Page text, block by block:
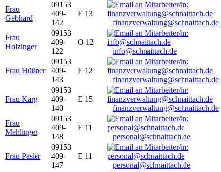
Frau
Gebhard
09153
409-
142
E 13
finanzverwaltung@schnaittach.de
Frau
Holzinger
09153
409-
122
O 12
info@schnaittach.de
Frau Hüßner
09153
409-
143
E 12
finanzverwaltung@schnaittach.de
Frau Karg
09153
409-
140
E 15
finanzverwaltung@schnaittach.de
Frau
Mehlinger
09153
409-
148
E 11
personal@schnaittach.de
Frau Pasler
09153
409-
147
E 11
personal@schnaittach.de